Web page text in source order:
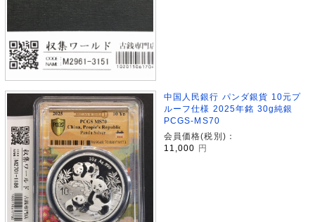
中国人民銀行 パンダ銀貨 10元プ
ルーフ仕様 2025年銘 30g純銀
PCGS-MS70
会員価格(税別)：
11,000
円